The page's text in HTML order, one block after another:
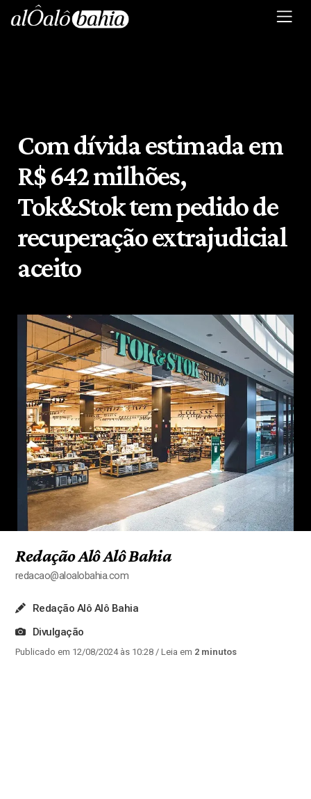
Com dívida estimada em
R$ 642 milhões,
Tok&Stok tem pedido de
recuperação extrajudicial
aceito
Redação Alô Alô Bahia
redacao@aloalobahia.com
Redação Alô Alô Bahia
Divulgação
Publicado em 12/08/2024 às 10:28/ Leia em 2 minutos